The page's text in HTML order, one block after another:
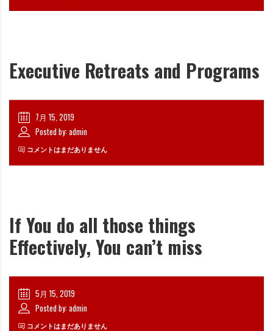
Executive Retreats and Programs
7月 15, 2019
Posted by: admin
コメントはまだありません
If You do all those things
Effectively, You can’t miss
5月 15, 2019
Posted by: admin
コメントはまだありません